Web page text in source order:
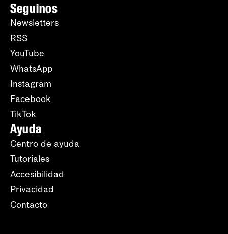
Seguinos
Newsletters
RSS
YouTube
WhatsApp
Instagram
Facebook
TikTok
Ayuda
Centro de ayuda
Tutoriales
Accesibilidad
Privacidad
Contacto